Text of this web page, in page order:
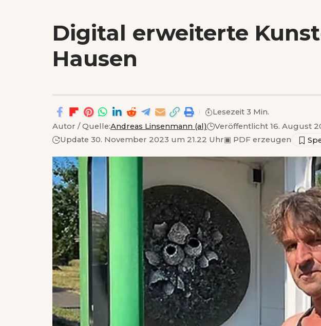
Digital erweiterte
Hausen
Autor / Quelle:Andreas Linsenmann (al)
Veröffentlicht 16. August
Update 30. November 2023 um 21.22 Uhr▣ PDF erzeugen
Lesezeit 3 Min.